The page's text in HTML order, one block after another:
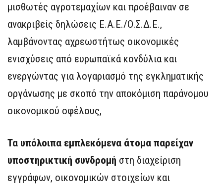
μισθωτές αγροτεμαχίων και προέβαιναν σε
ανακριβείς δηλώσεις Ε.Α.Ε./Ο.Σ.Δ.Ε.,
λαμβάνοντας αχρεωστήτως οικονομικές
ενισχύσεις από ευρωπαϊκά κονδύλια και
ενεργώντας για λογαριασμό της εγκληματικής
οργάνωσης με σκοπό την αποκόμιση παράνομου
οικονομικού οφέλους,
Τα υπόλοιπα εμπλεκόμενα άτομα παρείχαν
υποστηρικτική συνδρομή στη διαχείριση
εγγράφων, οικονομικών στοιχείων και